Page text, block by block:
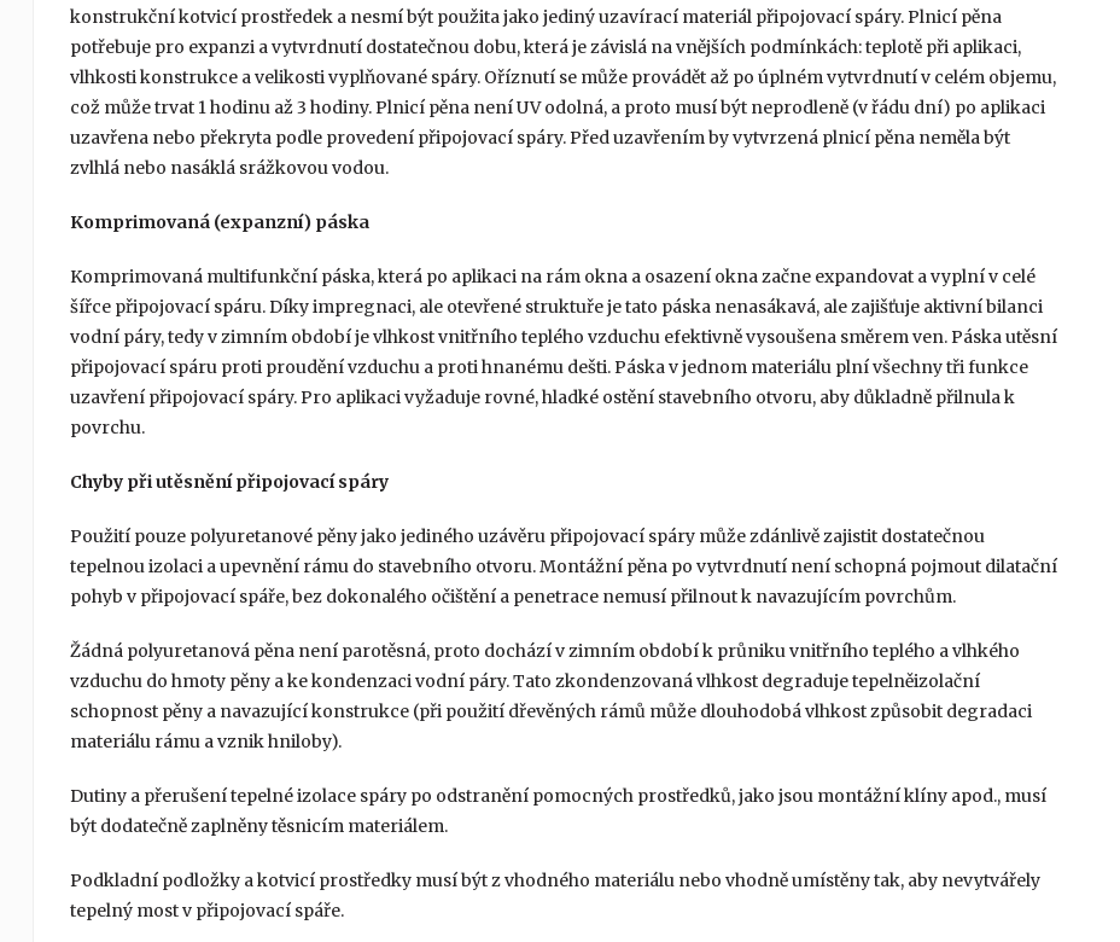
konstrukční kotvicí prostředek a nesmí být použita jako jediný uzavírací materiál připojovací spáry. Plnicí pěna
potřebuje pro expanzi a vytvrdnutí dostatečnou dobu, která je závislá na vnějších podmínkách: teplotě při aplikaci,
vlhkosti konstrukce a velikosti vyplňované spáry. Oříznutí se může provádět až po úplném vytvrdnutí v celém objemu,
což může trvat 1 hodinu až 3 hodiny. Plnicí pěna není UV odolná, a proto musí být neprodleně (v řádu dní) po aplikaci
uzavřena nebo překryta podle provedení připojovací spáry. Před uzavřením by vytvrzená plnicí pěna neměla být
zvlhlá nebo nasáklá srážkovou vodou.
Komprimovaná (expanzní) páska
Komprimovaná multifunkční páska, která po aplikaci na rám okna a osazení okna začne expandovat a vyplní v celé
šířce připojovací spáru. Díky impregnaci, ale otevřené struktuře je tato páska nenasákavá, ale zajišťuje aktivní bilanci
vodní páry, tedy v zimním období je vlhkost vnitřního teplého vzduchu efektivně vysoušena směrem ven. Páska utěsní
připojovací spáru proti proudění vzduchu a proti hnanému dešti. Páska v jednom materiálu plní všechny tři funkce
uzavření připojovací spáry. Pro aplikaci vyžaduje rovné, hladké ostění stavebního otvoru, aby důkladně přilnula k
povrchu.
Chyby při utěsnění připojovací spáry
Použití pouze polyuretanové pěny jako jediného uzávěru připojovací spáry může zdánlivě zajistit dostatečnou
tepelnou izolaci a upevnění rámu do stavebního otvoru. Montážní pěna po vytvrdnutí není schopná pojmout dilatační
pohyb v připojovací spáře, bez dokonalého očištění a penetrace nemusí přilnout k navazujícím povrchům.
Žádná polyuretanová pěna není parotěsná, proto dochází v zimním období k průniku vnitřního teplého a vlhkého
vzduchu do hmoty pěny a ke kondenzaci vodní páry. Tato zkondenzovaná vlhkost degraduje tepelněizolační
schopnost pěny a navazující konstrukce (při použití dřevěných rámů může dlouhodobá vlhkost způsobit degradaci
materiálu rámu a vznik hniloby).
Dutiny a přerušení tepelné izolace spáry po odstranění pomocných prostředků, jako jsou montážní klíny apod., musí
být dodatečně zaplněny těsnicím materiálem.
Podkladní podložky a kotvicí prostředky musí být z vhodného materiálu nebo vhodně umístěny tak, aby nevytvářely
tepelný most v připojovací spáře.